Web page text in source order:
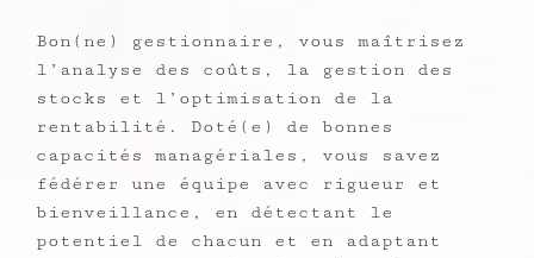
Bon(ne) gestionnaire, vous maîtrisez
l’analyse des coûts, la gestion des
stocks et l’optimisation de la
rentabilité. Doté(e) de bonnes
capacités managériales, vous savez
fédérer une équipe avec rigueur et
bienveillance, en détectant le
potentiel de chacun et en adaptant